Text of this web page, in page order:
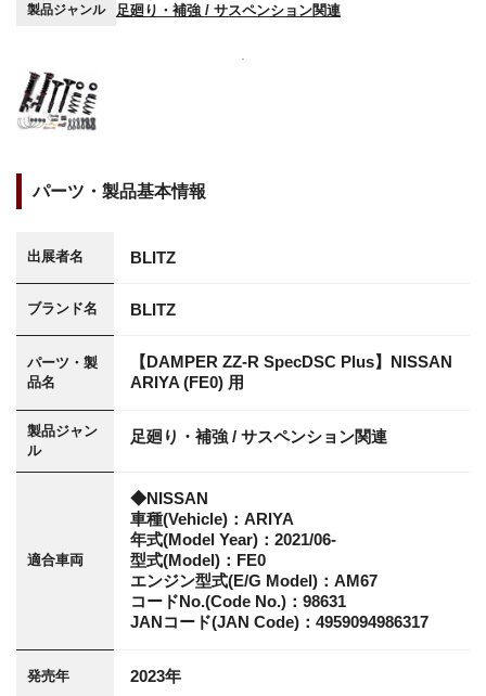
製品ジャンル 足廻り・補強 / サスペンション関連
パーツ・製品基本情報
出展者名 BLITZ
ブランド名 BLITZ
パーツ・製
品名
【DAMPER ZZ-R SpecDSC Plus】NISSAN
ARIYA (FE0) 用
製品ジャン
ル
足廻り・補強 / サスペンション関連
適合車両
◆NISSAN
車種(Vehicle)：ARIYA
年式(Model Year)：2021/06-
型式(Model)：FE0
エンジン型式(E/G Model)：AM67
コードNo.(Code No.)：98631
JANコード(JAN Code)：4959094986317
発売年 2023年